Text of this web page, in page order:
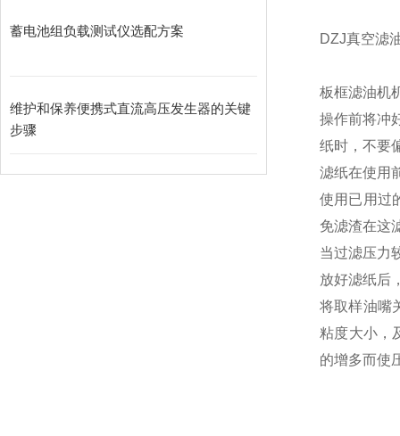
蓄电池组负载测试仪选配方案
维护和保养便携式直流高压发生器的关键
步骤
DZJ真空滤
板框滤油机
操作前将冲
纸时，不要
滤纸在使用
使用已用过
免滤渣在这
当过滤压力
放好滤纸后
将取样油嘴
粘度大小，
的增多而使